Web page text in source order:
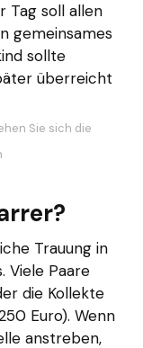
Tag soll allen
gemeinsames
sollte
überreicht
Sie sich die
Trauung in
Viele Paare
die Kollekte
Euro). Wenn
anstreben,